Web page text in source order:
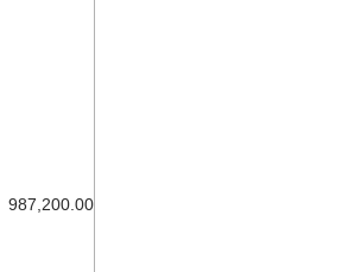
987,200.00